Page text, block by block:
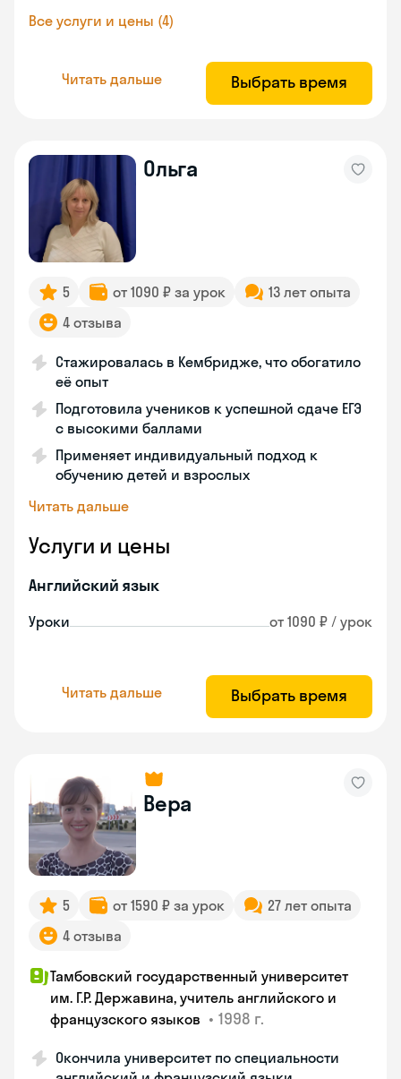
Все услуги и цены (4)
Читать дальше Выбрать время
Ольга
5 от 1090 ₽ за урок
13 лет опыта
4 отзыва
Стажировалась в Кембридже, что обогатило
её опыт
Подготовила учеников к успешной сдаче ЕГЭ
с высокими баллами
Применяет индивидуальный подход к
обучению детей и взрослых
Читать дальше
Услуги и цены
Английский язык
Уроки от 1090 ₽ / урок
Читать дальше Выбрать время
Вера
5 от 1590 ₽ за урок
27 лет опыта
4 отзыва
Тамбовский государственный университет
им. Г.Р. Державина, учитель английского и
французского языков • 1998 г.
Окончила университет по специальности